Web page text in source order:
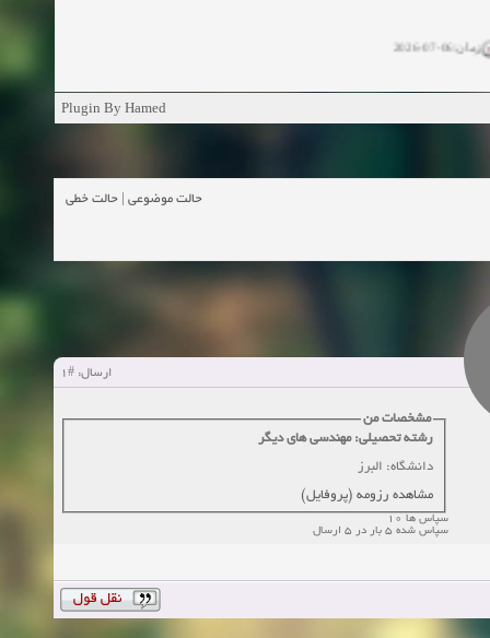
04-2025
زمان:11-11-2024
زمان:10-28-2024
زمان:10-21-2024
زمان:10-13-2024
Plugin By Hamed
حالت موضوعی حالت خطی
ارسال: #1
مشخصات من
رشته تحصیلی: مهندسی های دیگر
دانشگاه: البرز
مشاهده رزومه (پروفایل)
سپاس ها 10
سپاس شده 5 بار در 5 ارسال